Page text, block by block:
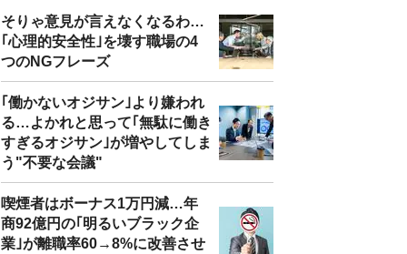
そりゃ意見が言えなくなるわ…
｢心理的安全性｣を壊す職場の4
つのNGフレーズ
｢働かないオジサン｣より嫌われ
る…よかれと思って｢無駄に働き
すぎるオジサン｣が増やしてしま
う"不要な会議"
喫煙者はボーナス1万円減…年
商92億円の｢明るいブラック企
業｣が離職率60→8%に改善させ